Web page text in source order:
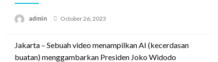
admin
Posted
October 26, 2023
Jakarta – Sebuah video menampilkan AI (kecerdasan
buatan) menggambarkan Presiden Joko Widodo